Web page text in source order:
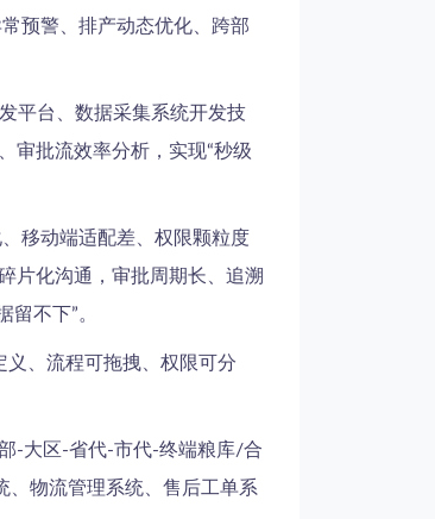
预警、排产动态优化、跨部
平台、数据采集系统开发技
审批流效率分析，实现“秒级
移动端适配差、权限颗粒度
片化沟通，审批周期长、追溯
不下”。
、流程可拖拽、权限可分
-大区-省代-市代-终端粮库/合
、物流管理系统、售后工单系